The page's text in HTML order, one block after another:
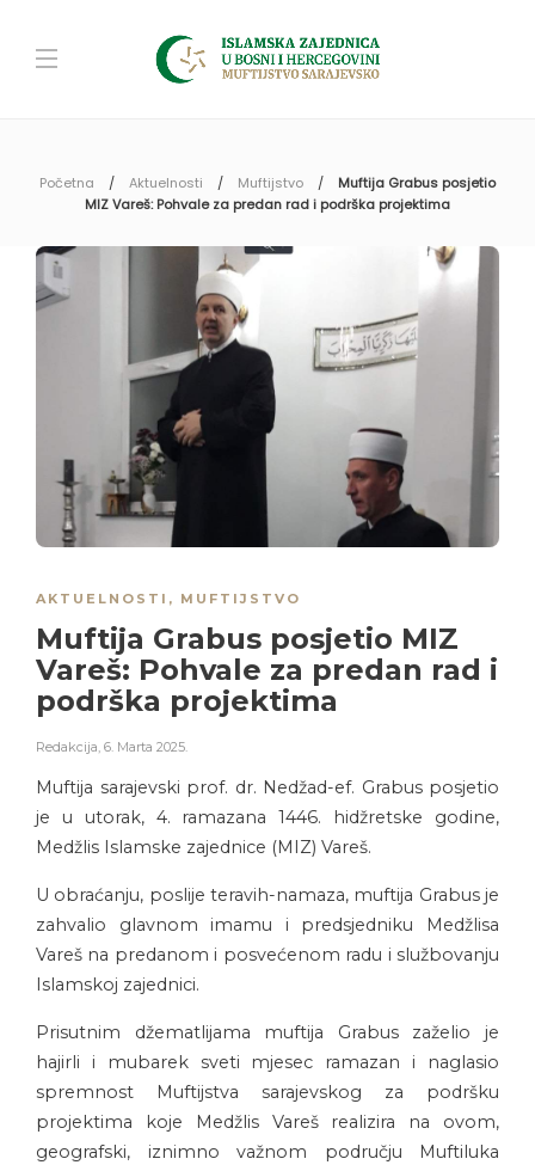
Početna Aktuelnosti Muftijstvo
Muftija Grabus posjetio
MIZ Vareš: Pohvale za predan rad i podrška projektima
AKTUELNOSTI , MUFTIJSTVO
Muftija Grabus posjetio MIZ
Vareš: Pohvale za predan rad i
podrška projektima
Redakcija, 6. Marta 2025.
Muftija sarajevski prof. dr. Nedžad-ef. Grabus posjetio
je u utorak, 4. ramazana 1446. hidžretske godine,
Medžlis Islamske zajednice (MIZ) Vareš.
U obraćanju, poslije teravih-namaza, muftija Grabus je
zahvalio glavnom imamu i predsjedniku Medžlisa
Vareš na predanom i posvećenom radu i službovanju
Islamskoj zajednici.
Prisutnim džematlijama muftija Grabus zaželio je
hajirli i mubarek sveti mjesec ramazan i naglasio
spremnost Muftijstva sarajevskog za podršku
projektima koje Medžlis Vareš realizira na ovom,
geografski, iznimno važnom području Muftiluka